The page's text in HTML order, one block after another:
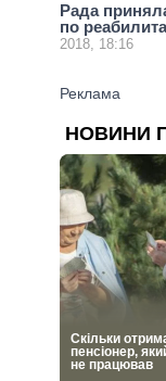
Рада
по
2018, 18:16